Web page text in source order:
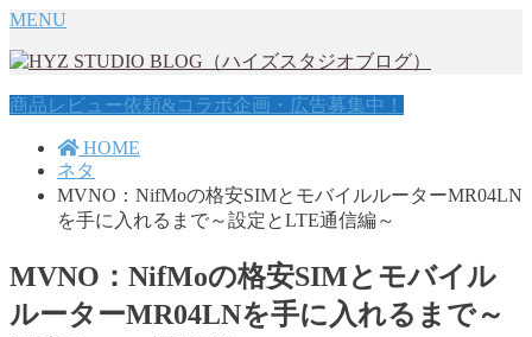
MENU
商品レビュー依頼&コラボ企画・広告募集中！
HOME
ネタ
MVNO：NifMoの格安SIMとモバイルルーターMR04LN
を手に入れるまで～設定とLTE通信編～
MVNO：NifMoの格安SIMとモバイル
ルーターMR04LNを手に入れるまで～